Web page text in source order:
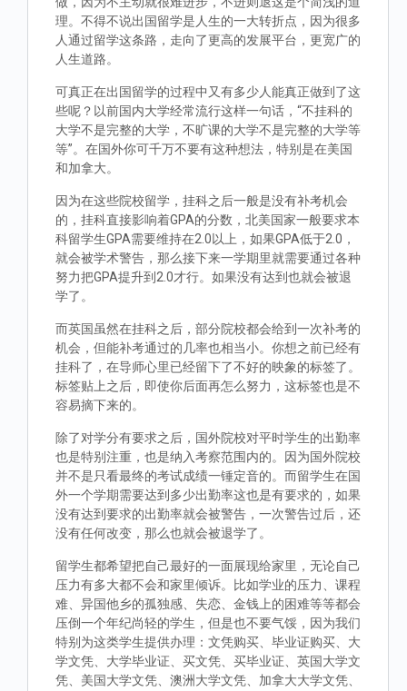
理。不得不说出国留学是人生的一大转折点，因为很多
人通过留学这条路，走向了更高的发展平台，更宽广的
人生道路。
可真正在出国留学的过程中又有多少人能真正做到了这
些呢？以前国内大学经常流行这样一句话，“不挂科的
大学不是完整的大学，不旷课的大学不是完整的大学等
等”。在国外你可千万不要有这种想法，特别是在美国
和加拿大。
因为在这些院校留学，挂科之后一般是没有补考机会
的，挂科直接影响着GPA的分数，北美国家一般要求本
科留学生GPA需要维持在2.0以上，如果GPA低于2.0，
就会被学术警告，那么接下来一学期里就需要通过各种
努力把GPA提升到2.0才行。如果没有达到也就会被退
学了。
而英国虽然在挂科之后，部分院校都会给到一次补考的
机会，但能补考通过的几率也相当小。你想之前已经有
挂科了，在导师心里已经留下了不好的映象的标签了。
标签贴上之后，即使你后面再怎么努力，这标签也是不
容易摘下来的。
除了对学分有要求之后，国外院校对平时学生的出勤率
也是特别注重，也是纳入考察范围内的。因为国外院校
并不是只看最终的考试成绩一锤定音的。而留学生在国
外一个学期需要达到多少出勤率这也是有要求的，如果
没有达到要求的出勤率就会被警告，一次警告过后，还
没有任何改变，那么也就会被退学了。
留学生都希望把自己最好的一面展现给家里，无论自己
压力有多大都不会和家里倾诉。比如学业的压力、课程
难、异国他乡的孤独感、失恋、金钱上的困难等等都会
压倒一个年纪尚轻的学生，但是也不要气馁，因为我们
特别为这类学生提供办理：文凭购买、毕业证购买、大
学文凭、大学毕业证、买文凭、买毕业证、英国大学文
凭、美国大学文凭、澳洲大学文凭、加拿大大学文凭、